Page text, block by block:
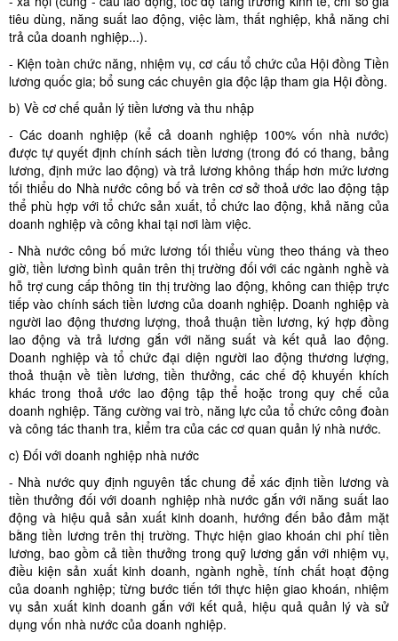
tiêu dùng, năng suất lao động, việc làm, thất nghiệp, khả năng chi
trả của doanh nghiệp...).
- Kiện toàn chức năng, nhiệm vụ, cơ cấu tổ chức của Hội đồng Tiền
lương quốc gia; bổ sung các chuyên gia độc lập tham gia Hội đồng.
b) Về cơ chế quản lý tiền lương và thu nhập
- Các doanh nghiệp (kể cả doanh nghiệp 100% vốn nhà nước)
được tự quyết định chính sách tiền lương (trong đó có thang, bảng
lương, định mức lao động) và trả lương không thấp hơn mức lương
tối thiểu do Nhà nước công bố và trên cơ sở thoả ước lao động tập
thể phù hợp với tổ chức sản xuất, tổ chức lao động, khả năng của
doanh nghiệp và công khai tại nơi làm việc.
- Nhà nước công bố mức lương tối thiểu vùng theo tháng và theo
giờ, tiền lương bình quân trên thị trường đối với các ngành nghề và
hỗ trợ cung cấp thông tin thị trường lao động, không can thiệp trực
tiếp vào chính sách tiền lương của doanh nghiệp. Doanh nghiệp và
người lao động thương lượng, thoả thuận tiền lương, ký hợp đồng
lao động và trả lương gắn với năng suất và kết quả lao động.
Doanh nghiệp và tổ chức đại diện người lao động thương lượng,
thoả thuận về tiền lương, tiền thưởng, các chế độ khuyến khích
khác trong thoả ước lao động tập thể hoặc trong quy chế của
doanh nghiệp. Tăng cường vai trò, năng lực của tổ chức công đoàn
và công tác thanh tra, kiểm tra của các cơ quan quản lý nhà nước.
c) Đối với doanh nghiệp nhà nước
- Nhà nước quy định nguyên tắc chung để xác định tiền lương và
tiền thưởng đối với doanh nghiệp nhà nước gắn với năng suất lao
động và hiệu quả sản xuất kinh doanh, hướng đến bảo đảm mặt
bằng tiền lương trên thị trường. Thực hiện giao khoán chi phí tiền
lương, bao gồm cả tiền thưởng trong quỹ lương gắn với nhiệm vụ,
điều kiện sản xuất kinh doanh, ngành nghề, tính chất hoạt động
của doanh nghiệp; từng bước tiến tới thực hiện giao khoán, nhiệm
vụ sản xuất kinh doanh gắn với kết quả, hiệu quả quản lý và sử
dụng vốn nhà nước của doanh nghiệp.